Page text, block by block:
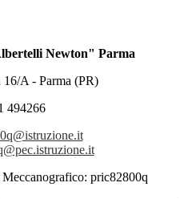
Newton" Parma
A - Parma (PR)
494266
pric82800q